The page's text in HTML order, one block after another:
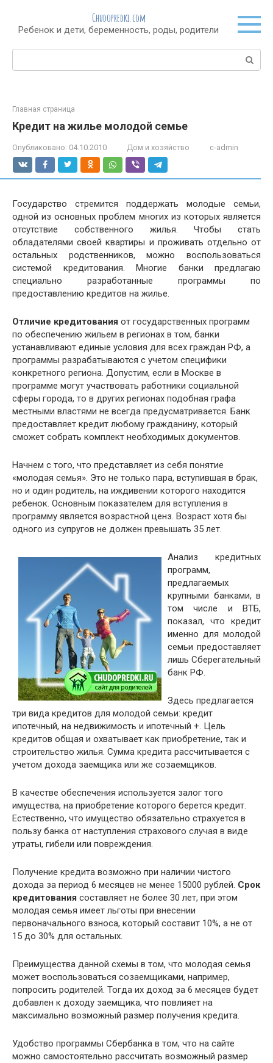
контенту
Chudopredki.com
Ребенок и дети, беременность, роды, родители
Поиск:
Главная страница
Кредит на жилье молодой семье
Опубликовано: 04.10.2010 Дом и хозяйство c-admin
Государство стремится поддержать молодые семьи,
одной из основных проблем многих из которых является
отсутствие собственного жилья. Чтобы стать
обладателями своей квартиры и проживать отдельно от
остальных родственников, можно воспользоваться
системой кредитования. Многие банки предлагаю
специально разработанные программы по
предоставлению кредитов на жилье.
Отличие кредитования от государственных программ
по обеспечению жильем в регионах в том, банки
устанавливают единые условия для всех граждан РФ, а
программы разрабатываются с учетом специфики
конкретного региона. Допустим, если в Москве в
программе могут участвовать работники социальной
сферы города, то в других регионах подобная графа
местными властями не всегда предусматривается. Банк
предоставляет кредит любому гражданину, который
сможет собрать комплект необходимых документов.
Начнем с того, что представляет из себя понятие
«молодая семья». Это не только пара, вступившая в брак,
но и один родитель, на иждивении которого находится
ребенок. Основным показателем для вступления в
программу является возрастной ценз. Возраст хотя бы
одного из супругов не должен превышать 35 лет.
Анализ кредитных
программ,
предлагаемых
крупными банками, в
том числе и ВТБ,
показал, что кредит
именно для молодой
семьи предоставляет
лишь Сберегательный
банк РФ.
Здесь предлагается
три вида кредитов для молодой семьи: кредит
ипотечный, на недвижимость и ипотечный +. Цель
кредитов общая и охватывает как приобретение, так и
строительство жилья. Сумма кредита рассчитывается с
учетом дохода заемщика или же созаемщиков.
В качестве обеспечения используется залог того
имущества, на приобретение которого берется кредит.
Естественно, что имущество обязательно страхуется в
пользу банка от наступления страхового случая в виде
утраты, гибели или повреждения.
Получение кредита возможно при наличии чистого
дохода за период 6 месяцев не менее 15000 рублей. Срок
кредитования составляет не более 30 лет, при этом
молодая семья имеет льготы при внесении
первоначального взноса, который составит 10%, а не от
15 до 30% для остальных.
Преимущества данной схемы в том, что молодая семья
может воспользоваться созаемщиками, например,
попросить родителей. Тогда их доход за 6 месяцев будет
добавлен к доходу заемщика, что повлияет на
максимально возможный размер получения кредита.
Удобство программы Сбербанка в том, что на сайте
можно самостоятельно рассчитать возможный размер